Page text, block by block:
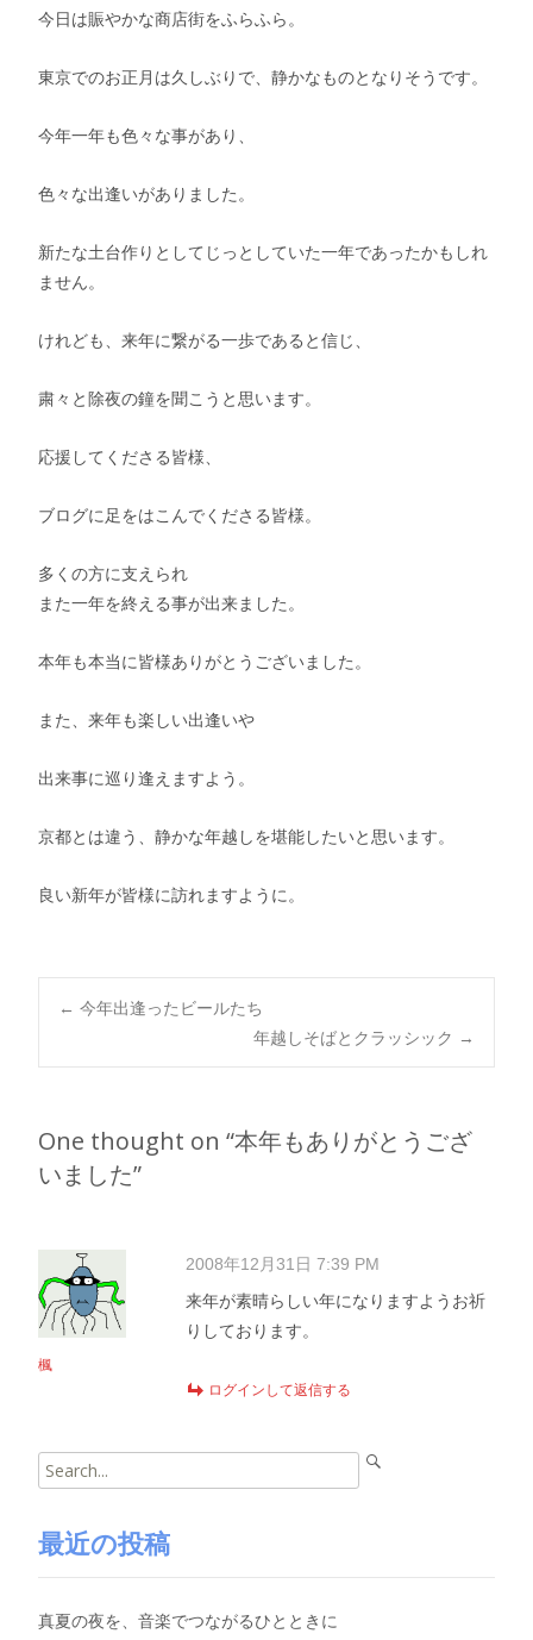
今日は賑やかな商店街をふらふら。
東京でのお正月は久しぶりで、静かなものとなりそうです。
今年一年も色々な事があり、
色々な出逢いがありました。
新たな土台作りとしてじっとしていた一年であったかもしれ
ません。
けれども、来年に繋がる一歩であると信じ、
粛々と除夜の鐘を聞こうと思います。
応援してくださる皆様、
ブログに足をはこんでくださる皆様。
多くの方に支えられ
また一年を終える事が出来ました。
本年も本当に皆様ありがとうございました。
また、来年も楽しい出逢いや
出来事に巡り逢えますよう。
京都とは違う、静かな年越しを堪能したいと思います。
良い新年が皆様に訪れますように。
Post
← 今年出逢ったビールたち
年越しそばとクラッシック →
One thought on “本年もありがとうござ
いました”
楓
2008年12月31日 7:39 PM
来年が素晴らしい年になりますようお祈
りしております。
ログインして返信する
Search
for:
最近の投稿
真夏の夜を、音楽でつながるひとときに